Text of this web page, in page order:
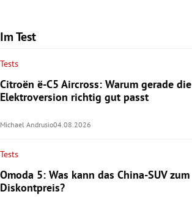
Im Test
Tests
Citroën ë-C5 Aircross: Warum gerade die
Elektroversion richtig gut passt
Michael Andrusio04.08.2026
Tests
Omoda 5: Was kann das China-SUV zum
Diskontpreis?